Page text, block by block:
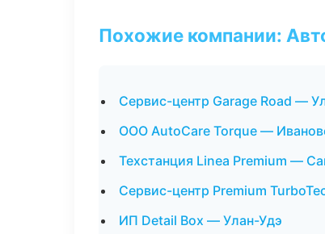
Похожие компании:
Сервис-центр Garage Road —
ООО AutoCare Torque —
Техстанция Linea Premium —
Сервис-центр Premium
ИП Detail Box — Улан-Удэ